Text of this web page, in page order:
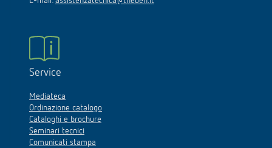
Service
Mediateca
Ordinazione catalogo
Cataloghi e brochure
Seminari tecnici
Comunicati stampa